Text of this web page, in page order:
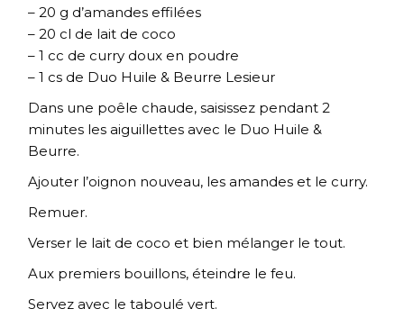
– 20 g d’amandes effilées
– 20 cl de lait de coco
– 1 cc de curry doux en poudre
– 1 cs de Duo Huile & Beurre Lesieur
Dans une poêle chaude, saisissez pendant 2
minutes les aiguillettes avec le Duo Huile &
Beurre.
Ajouter l’oignon nouveau, les amandes et le curry.
Remuer.
Verser le lait de coco et bien mélanger le tout.
Aux premiers bouillons, éteindre le feu.
Servez avec le taboulé vert.